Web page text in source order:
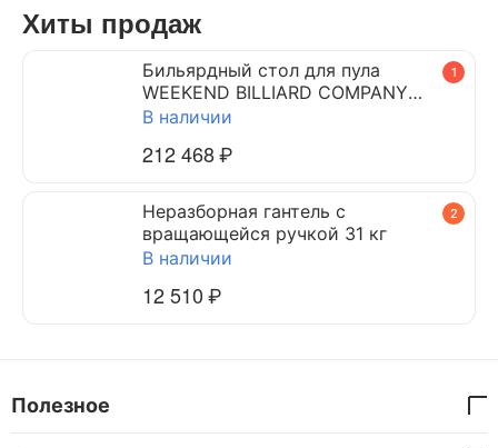
Хиты продаж
1
Бильярдный стол для пула
WEEKEND BILLIARD COMPANY
DYNAMIC TRIUMPH 7 ф (черный)
В наличии
212 468₽
2
Неразборная гантель c
вращающейся ручкой 31 кг
В наличии
12 510₽
Полезное